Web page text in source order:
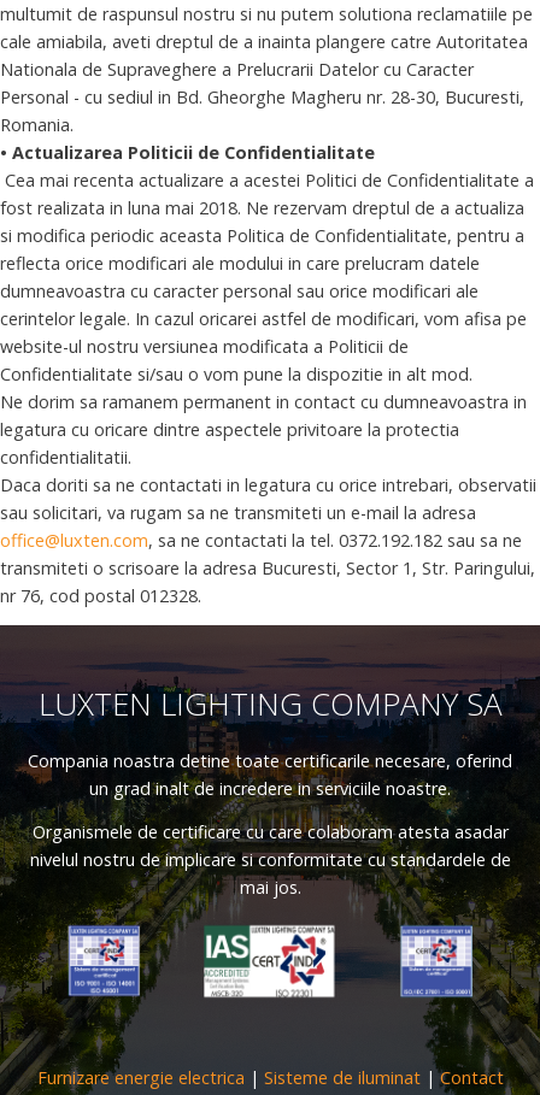
multumit de raspunsul nostru si nu putem solutiona reclamatiile pe
cale amiabila, aveti dreptul de a inainta plangere catre Autoritatea
Nationala de Supraveghere a Prelucrarii Datelor cu Caracter
Personal - cu sediul in Bd. Gheorghe Magheru nr. 28-30, Bucuresti,
Romania.
• Actualizarea Politicii de Confidentialitate
Cea mai recenta actualizare a acestei Politici de Confidentialitate a
fost realizata in luna mai 2018. Ne rezervam dreptul de a actualiza
si modifica periodic aceasta Politica de Confidentialitate, pentru a
reflecta orice modificari ale modului in care prelucram datele
dumneavoastra cu caracter personal sau orice modificari ale
cerintelor legale. In cazul oricarei astfel de modificari, vom afisa pe
website-ul nostru versiunea modificata a Politicii de
Confidentialitate si/sau o vom pune la dispozitie in alt mod.
Ne dorim sa ramanem permanent in contact cu dumneavoastra in
legatura cu oricare dintre aspectele privitoare la protectia
confidentialitatii.
Daca doriti sa ne contactati in legatura cu orice intrebari, observatii
sau solicitari, va rugam sa ne transmiteti un e-mail la adresa
office@luxten.com, sa ne contactati la tel. 0372.192.182 sau sa ne
transmiteti o scrisoare la adresa Bucuresti, Sector 1, Str. Paringului,
nr 76, cod postal 012328.
LUXTEN LIGHTING COMPANY SA
Compania noastra detine toate certificarile necesare, oferind
un grad inalt de incredere in serviciile noastre.
Organismele de certificare cu care colaboram atesta asadar
nivelul nostru de implicare si conformitate cu standardele de
mai jos.
Furnizare energie electrica | Sisteme de iluminat|Contact